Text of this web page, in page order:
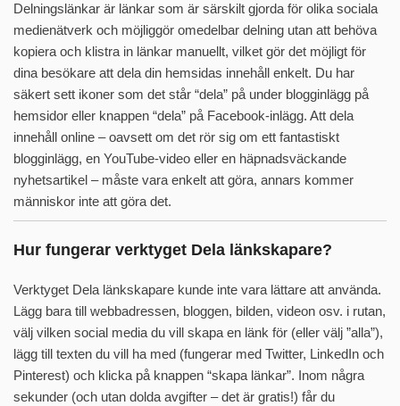
Delningslänkar är länkar som är särskilt gjorda för olika sociala
medienätverk och möjliggör omedelbar delning utan att behöva
kopiera och klistra in länkar manuellt, vilket gör det möjligt för
dina besökare att dela din hemsidas innehåll enkelt. Du har
säkert sett ikoner som det står “dela” på under blogginlägg på
hemsidor eller knappen “dela” på Facebook-inlägg. Att dela
innehåll online – oavsett om det rör sig om ett fantastiskt
blogginlägg, en YouTube-video eller en häpnadsväckande
nyhetsartikel – måste vara enkelt att göra, annars kommer
människor inte att göra det.
Hur fungerar verktyget Dela länkskapare?
Verktyget Dela länkskapare kunde inte vara lättare att använda.
Lägg bara till webbadressen, bloggen, bilden, videon osv. i rutan,
välj vilken social media du vill skapa en länk för (eller välj ”alla”),
lägg till texten du vill ha med (fungerar med Twitter, LinkedIn och
Pinterest) och klicka på knappen “skapa länkar”. Inom några
sekunder (och utan dolda avgifter – det är gratis!) får du